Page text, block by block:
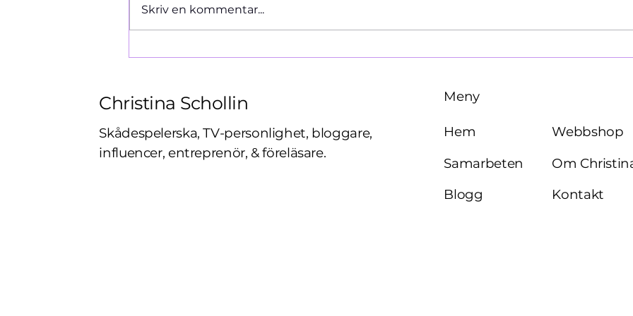
Skriv en kommentar...
Christina Schollin
Skådespelerska, TV-personlighet, bloggare,
influencer, entreprenör, & föreläsare.
Meny
Hem
Samarbeten
Blogg
Webbshop
Om
Kontakt